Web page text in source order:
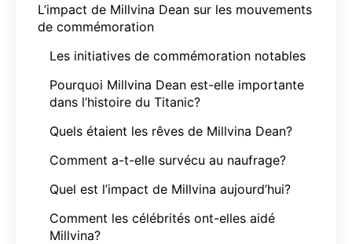
L’impact de Millvina Dean sur les mouvements
de commémoration
Les initiatives de commémoration notables
Pourquoi Millvina Dean est-elle importante
dans l’histoire du Titanic?
Quels étaient les rêves de Millvina Dean?
Comment a-t-elle survécu au naufrage?
Quel est l’impact de Millvina aujourd’hui?
Comment les célébrités ont-elles aidé
Millvina?